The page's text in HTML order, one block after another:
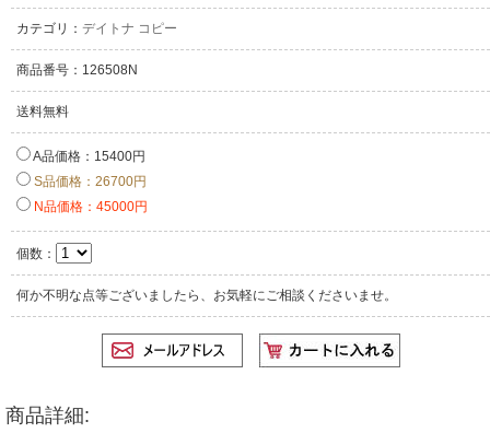
カテゴリ： デイトナ コピー
商品番号：126508N
送料無料
A品価格：15400円
S品価格：26700円
N品価格：45000円
個数：
何か不明な点等ございましたら、お気軽にご相談くださいませ。
商品詳細: